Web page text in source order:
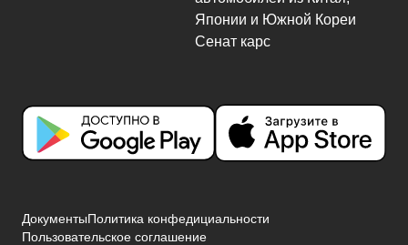
ДокументыПолитика конфедициальности
Пользовательское соглашение